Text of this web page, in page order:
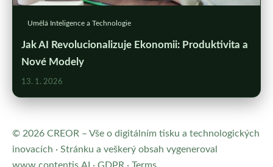
Umělá Inteligence a Technologie
Jak AI Revolucionalizuje Ekonomii: Produktivita a
Nové Modely
13. 1. 2026
© 2026 CREOR – Vše o digitálním tisku a technologických
inovacích · Stránku a veškerý obsah vygeneroval